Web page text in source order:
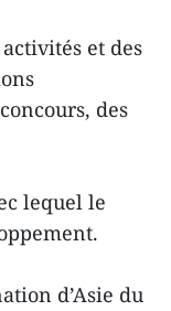
et des
des
lequel le
d’Asie du